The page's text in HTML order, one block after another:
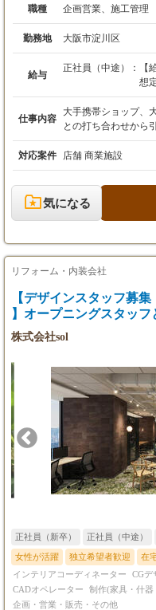
職種 企画営業、施工管理
勤務地 大阪市淀川区
給与
正社員（中途）：
【
想
月
※
【
・
【
・
・
【
し
仕事内容
大手携帯ショップ、
との打ち合わせから
ら携わることでクラ
トップで実現できる
を活かして活躍して
したい方も大歓迎です！ ■営業および施工管理 ・クラ
の提案、打合せ業務
業務 ・現場管理業務 【ご応募について】 求人＠インテリアデザ
インの応募フォー
にはメールにてご連
書(写真付き)※3ヶ月
対応案件 店舗 商業施設
気になる
リフォーム・内装会社
【デザインスタッフ募
】オープニングスタッフ
株式会社sol
正社員（新卒） 正社員（中途）
女性が活躍 独立希望者歓迎 在
インテリアコーディネーター
CGデ
CADオペレーター
制作(家具・什器
企画・営業・販売・その他